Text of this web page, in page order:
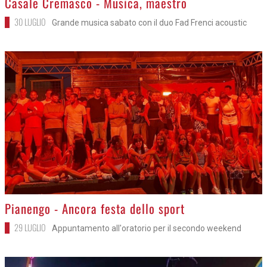
30 LUGLIO Grande musica sabato con il duo Fad Frenci acoustic
>
Pianengo - Ancora festa dello sport
29 LUGLIO Appuntamento all'oratorio per il secondo weekend